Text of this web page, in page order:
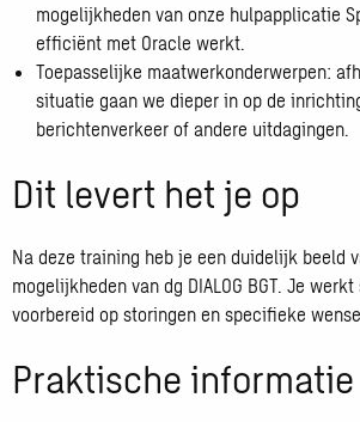
mogelijkheden van onze hulpapplicatie
efficiënt met Oracle werkt.
Toepasselijke maatwerkonderwerpen:
situatie gaan we dieper in op de
berichtenverkeer of andere uitdagingen.
Dit levert het je op
Na deze training heb je een duidelijk beeld
mogelijkheden van dg DIALOG BGT. Je
voorbereid op storingen en specifieke
Praktische informatie